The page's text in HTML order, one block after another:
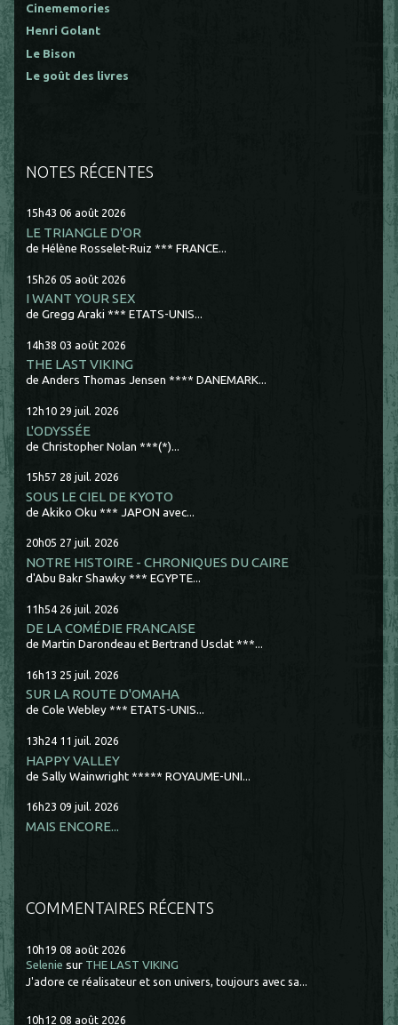
Cinememories
Henri Golant
Le Bison
Le goût des livres
NOTES RÉCENTES
15h43 06 août 2026
LE TRIANGLE D'OR
de Hélène Rosselet-Ruiz *** FRANCE...
15h26 05 août 2026
I WANT YOUR SEX
de Gregg Araki *** ETATS-UNIS...
14h38 03 août 2026
THE LAST VIKING
de Anders Thomas Jensen **** DANEMARK...
12h10 29 juil. 2026
L'ODYSSÉE
de Christopher Nolan ***(*)...
15h57 28 juil. 2026
SOUS LE CIEL DE KYOTO
de Akiko Oku *** JAPON avec...
20h05 27 juil. 2026
NOTRE HISTOIRE - CHRONIQUES DU CAIRE
d'Abu Bakr Shawky *** EGYPTE...
11h54 26 juil. 2026
DE LA COMÉDIE FRANCAISE
de Martin Darondeau et Bertrand Usclat ***...
16h13 25 juil. 2026
SUR LA ROUTE D'OMAHA
de Cole Webley *** ETATS-UNIS...
13h24 11 juil. 2026
HAPPY VALLEY
de Sally Wainwright ***** ROYAUME-UNI...
16h23 09 juil. 2026
MAIS ENCORE...
COMMENTAIRES RÉCENTS
10h19 08 août 2026
Selenie sur THE LAST VIKING
J'adore ce réalisateur et son univers, toujours avec sa...
10h12 08 août 2026